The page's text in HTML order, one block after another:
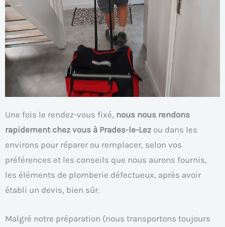
Une fois le rendez-vous fixé, nous nous rendons
rapidement chez vous à Prades-le-Lez ou dans les
environs pour réparer ou remplacer, selon vos
préférences et les conseils que nous aurons fournis,
les éléments de plomberie défectueux, après avoir
établi un devis, bien sûr.
Malgré notre préparation (nous transportons toujours